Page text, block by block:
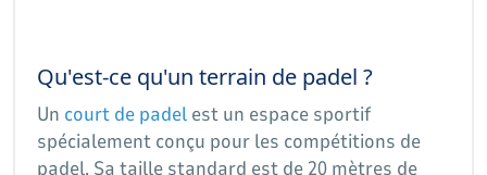
Qu'est-ce qu'un terrain de padel ?
Un court de padel est un espace sportif
spécialement conçu pour les compétitions de
padel. Sa taille standard est de 20 mètres de